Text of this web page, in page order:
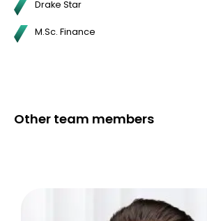
Drake Star
M.Sc. Finance
Other team members